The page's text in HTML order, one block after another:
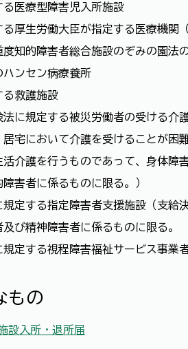
医療型障害児入所施設
厚生労働大臣が指定する医療機関
知的障害者総合施設のぞみの園法
ハンセン病療養所
る救護施設
に規定する被災労働者の受ける介
宅において介護を受けることが困
活介護を行うものであって、身体障
害者に係るものに限る。）
規定する指定障害者支援施設（支
び精神障害者に係るものに限る。
定する視程障害福祉サービス事業
なもの
設入所・退所届